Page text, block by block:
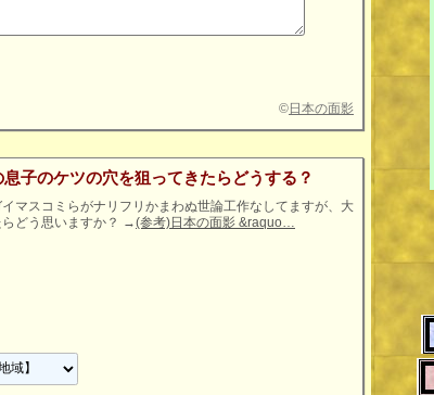
©日本の面影
子のケツの穴を狙ってきたらどうする？
マスコミらがナリフリかまわぬ世論工作なしてますが、大
どう思いますか？ →(参考)日本の面影 &raquo…